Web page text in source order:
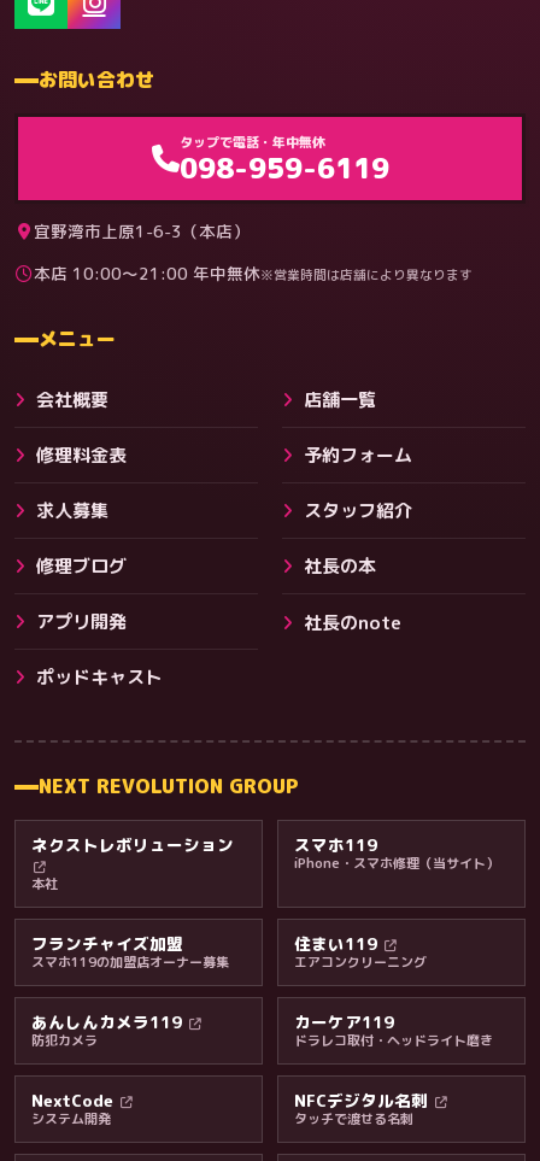
その他サービス
料金・保証・ご案内
料金
お問い合わせ
タップで電話・年中無休
098-959-6119
宜野湾市上原1-6-3（本店）
本店 10:00〜21:00 年中無休※営業時間は店舗により異なります
メニュー
会社概要 店舗一覧
修理料金表 予約フォーム
求人募集 スタッフ紹介
修理ブログ 社長の本
アプリ開発 社長のnote
ポッドキャスト
NEXT REVOLUTION GROUP
ネクストレボリューション
本社
スマホ119
iPhone・スマホ修理（当サイト）
フランチャイズ加盟
スマホ119の加盟店オーナー募集
住まい119
エアコンクリーニング
あんしんカメラ119
防犯カメラ
カーケア119
ドラレコ取付・ヘッドライト磨き
NextCode
システム開発
NFCデジタル名刺
タッチで渡せる名刺